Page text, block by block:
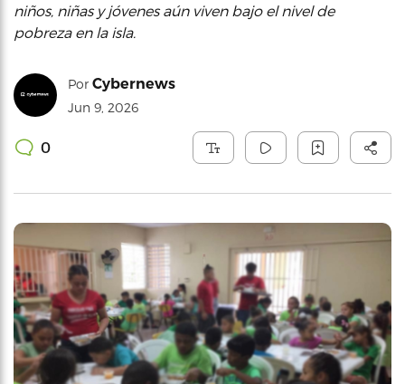
niños, niñas y jóvenes aún viven bajo el nivel de
pobreza en la isla.
Por Cybernews
Jun 9, 2026
0